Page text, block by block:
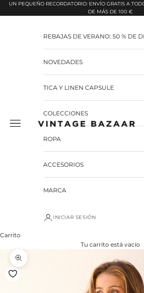
Pular para o conteúdo
UN PEQUEÑO RECORDATORIO: ENVÍO GRATIS A
DE MÁS DE 100 €
Vintage Bazaar
REBAJAS DE VERANO: 50 % DE
NOVEDADES
TICA Y LINEN CAPSULE
COLECCIONES
ROPA
ACCESORIOS
MARCA
INICIAR SESIÓN
Carrito
Tu carrito está vacío
Zoom na imagem